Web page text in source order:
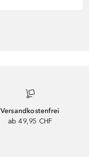
Versandkostenfrei
ab 49,95 CHF